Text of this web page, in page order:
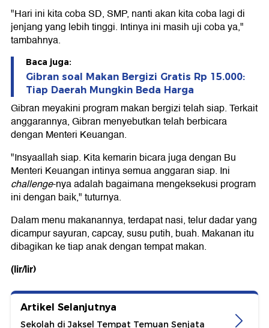
"Hari ini kita coba SD, SMP, nanti akan kita coba lagi di
jenjang yang lebih tinggi. Intinya ini masih uji coba ya,"
tambahnya.
Baca juga:
Gibran soal Makan Bergizi Gratis Rp 15.000:
Tiap Daerah Mungkin Beda Harga
Gibran meyakini program makan bergizi telah siap. Terkait
anggarannya, Gibran menyebutkan telah berbicara
dengan Menteri Keuangan.
"Insyaallah siap. Kita kemarin bicara juga dengan Bu
Menteri Keuangan intinya semua anggaran siap. Ini
challenge-nya adalah bagaimana mengeksekusi program
ini dengan baik," tuturnya.
Dalam menu makanannya, terdapat nasi, telur dadar yang
dicampur sayuran, capcay, susu putih, buah. Makanan itu
dibagikan ke tiap anak dengan tempat makan.
(lir/lir)
Artikel Selanjutnya
Sekolah di Jaksel Tempat Temuan Senjata